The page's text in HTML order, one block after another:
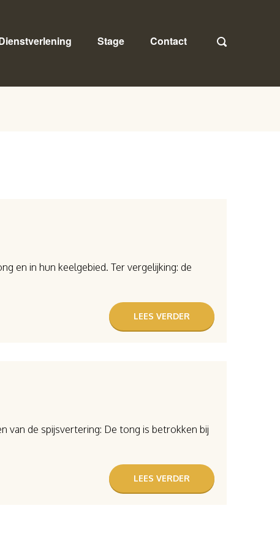
Stage Contact
en in hun keelgebied. Ter vergelijking: de
LEES VERDER
van de spijsvertering: De tong is betrokken bij
LEES VERDER